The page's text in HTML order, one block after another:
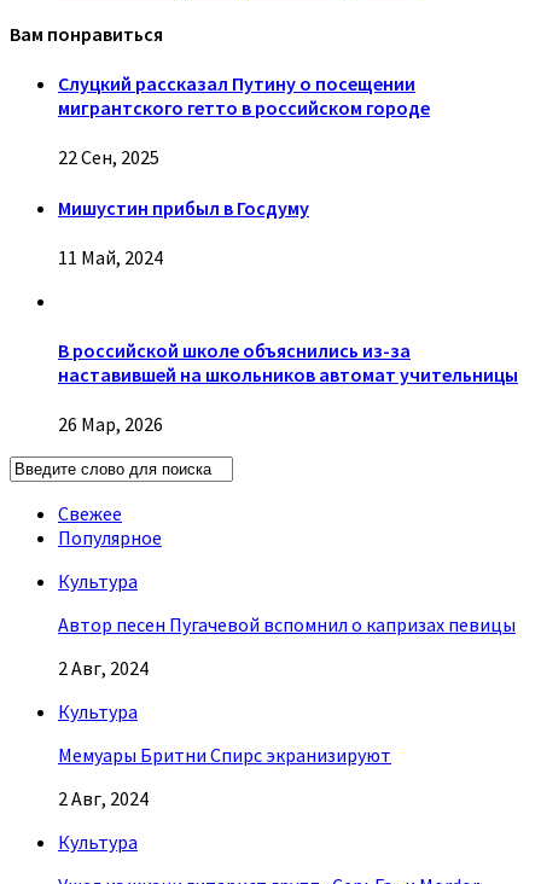
Вам понравиться
Слуцкий рассказал Путину о посещении
мигрантского гетто в российском городе
22 Сен, 2025
Мишустин прибыл в Госдуму
11 Май, 2024
В российской школе объяснились из-за
наставившей на школьников автомат учительницы
26 Мар, 2026
Свежее
Популярное
Культура
Автор песен Пугачевой вспомнил о капризах певицы
2 Авг, 2024
Культура
Мемуары Бритни Спирс экранизируют
2 Авг, 2024
Культура